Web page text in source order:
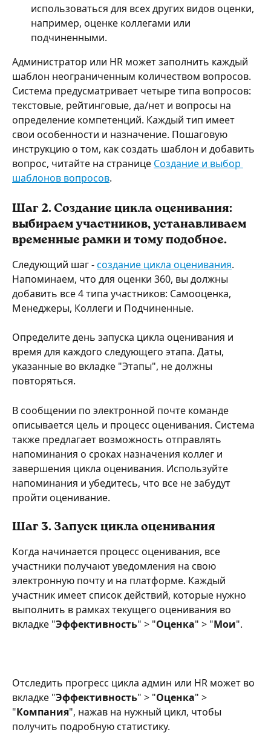
использоваться для всех других видов оценки,
например, оценке коллегами или
подчиненными.
Администратор или HR может заполнить каждый
шаблон неограниченным количеством вопросов.
Система предусматривает четыре типа вопросов:
текстовые, рейтинговые, да/нет и вопросы на
определение компетенций. Каждый тип имеет
свои особенности и назначение. Пошаговую
инструкцию о том, как создать шаблон и добавить
вопрос, читайте на странице Создание и выбор
шаблонов вопросов.
​Шаг 2. Создание цикла оценивания:
выбираем участников, устанавливаем
временные рамки и тому подобное.
Следующий шаг - создание цикла оценивания.
Напоминаем, что для оценки 360, вы должны
добавить все 4 типа участников: Самооценка,
Менеджеры, Коллеги и Подчиненные.
Определите день запуска цикла оценивания и
время для каждого следующего этапа. Даты,
указанные во вкладке "Этапы", не должны
повторяться.
В сообщении по электронной почте команде
описывается цель и процесс оценивания. Система
также предлагает возможность отправлять
напоминания о сроках назначения коллег и
завершения цикла оценивания. Используйте
напоминания и убедитесь, что все не забудут
пройти оценивание.
Шаг 3. Запуск цикла оценивания
Когда начинается процесс оценивания, все
участники получают уведомления на свою
электронную почту и на платформе. Каждый
участник имеет список действий, которые нужно
выполнить в рамках текущего оценивания во
вкладке "Эффективность" > "Оценка" > "Мои".
Отследить прогресс цикла админ или HR может во
вкладке "Эффективность" > "Оценка" >
"Компания", нажав на нужный цикл, чтобы
получить подробную статистику.